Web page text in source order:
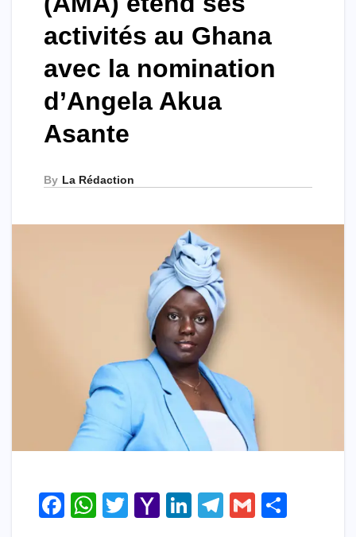
activités au Ghana
avec la nomination
d’Angela Akua
Asante
By La Rédaction
F
W T
Y
Li
T
G